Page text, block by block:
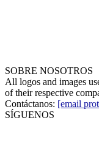
SOBRE NOSOTROS
All logos and images
of their respective
Contáctanos: [email
SÍGUENOS